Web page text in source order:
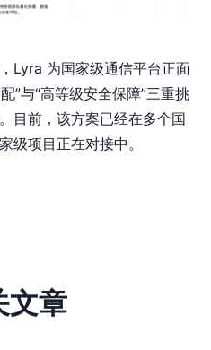
Lyra 为国家级通信平台正面
”与“高等级安全保障”三重挑
目前，该方案已经在多个国
级项目正在对接中。
文章